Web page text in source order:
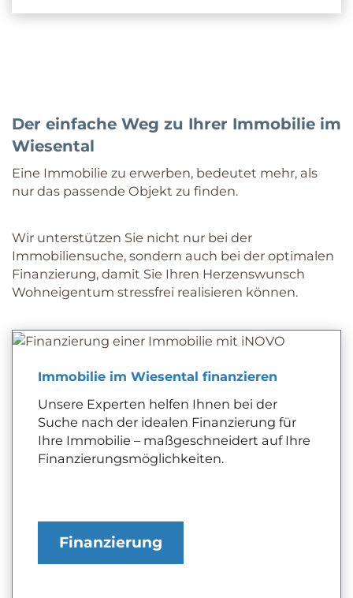
Der einfache Weg zu Ihrer Immobilie im
Wiesental
Eine Immobilie zu erwerben, bedeutet mehr, als
nur das passende Objekt zu finden.
Wir unterstützen Sie nicht nur bei der
Immobiliensuche, sondern auch bei der optimalen
Finanzierung, damit Sie Ihren Herzenswunsch
Wohneigentum stressfrei realisieren können.
Immobilie im Wiesental finanzieren
Unsere Experten helfen Ihnen bei der
Suche nach der idealen Finanzierung für
Ihre Immobilie – maßgeschneidert auf Ihre
Finanzierungsmöglichkeiten.
Finanzierung